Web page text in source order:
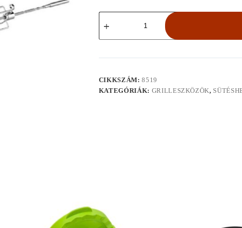
Weber®
forgatónyárs
mennyiség
CIKKSZÁM:8519
KATEGÓRIÁK: GRILLESZKÖZÖK,